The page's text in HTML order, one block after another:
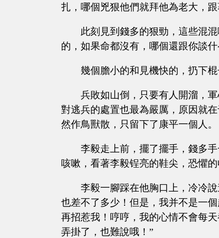
扎，哪個兇狠他們就拜他為老大，
此刻見到錢多的狠勁，這些混
的，如果命都沒有，哪個還跟你談
幾個膽小的和見機快的，扔下
兵敗如山倒，只要有人開溜，
對逃兵的處置也最為嚴厲，原因就
然作鳥獸散，只留下了康平一個人。
李毅走上前，擺了擺手，錢多
咳嗽，看著李毅锃亮的鞋尖，恐懼
李毅一腳踩在他胸口上，冷冷
也差不了多少！但是，我并不是一
再招惹我！哼哼，我的心情不會每
弄掛了，也難說哦！”